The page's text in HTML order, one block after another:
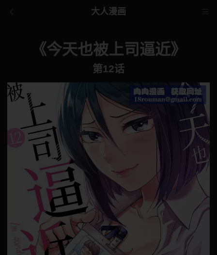
大人漫画
《今天也被上司逼近》
第12话